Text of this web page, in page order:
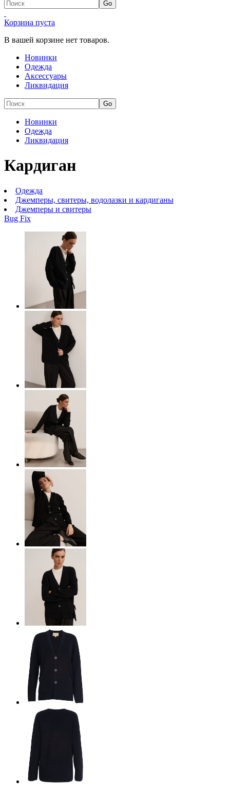
Корзина пуста
В вашей корзине нет товаров.
Новинки
Одежда
Аксессуары
Ликвидация
Новинки
Одежда
Ликвидация
Кардиган
Одежда
Джемперы, свитеры, водолазки и кардиганы
Джемперы и свитеры
Bug Fix